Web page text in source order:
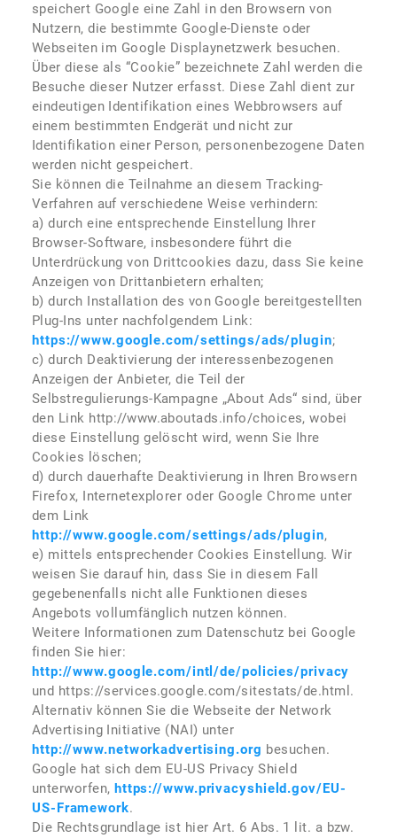
speichert Google eine Zahl in den Browsern von
Nutzern, die bestimmte Google-Dienste oder
Webseiten im Google Displaynetzwerk besuchen.
Über diese als “Cookie” bezeichnete Zahl werden die
Besuche dieser Nutzer erfasst. Diese Zahl dient zur
eindeutigen Identifikation eines Webbrowsers auf
einem bestimmten Endgerät und nicht zur
Identifikation einer Person, personenbezogene Daten
werden nicht gespeichert.
Sie können die Teilnahme an diesem Tracking-
Verfahren auf verschiedene Weise verhindern:
a) durch eine entsprechende Einstellung Ihrer
Browser-Software, insbesondere führt die
Unterdrückung von Drittcookies dazu, dass Sie keine
Anzeigen von Drittanbietern erhalten;
b) durch Installation des von Google bereitgestellten
Plug-Ins unter nachfolgendem Link:
https://www.google.com/settings/ads/plugin;
c) durch Deaktivierung der interessenbezogenen
Anzeigen der Anbieter, die Teil der
Selbstregulierungs-Kampagne „About Ads“ sind, über
den Link http://www.aboutads.info/choices, wobei
diese Einstellung gelöscht wird, wenn Sie Ihre
Cookies löschen;
d) durch dauerhafte Deaktivierung in Ihren Browsern
Firefox, Internetexplorer oder Google Chrome unter
dem Link
http://www.google.com/settings/ads/plugin,
e) mittels entsprechender Cookies Einstellung. Wir
weisen Sie darauf hin, dass Sie in diesem Fall
gegebenenfalls nicht alle Funktionen dieses
Angebots vollumfänglich nutzen können.
Weitere Informationen zum Datenschutz bei Google
finden Sie hier:
http://www.google.com/intl/de/policies/privacy
und https://services.google.com/sitestats/de.html.
Alternativ können Sie die Webseite der Network
Advertising Initiative (NAI) unter
http://www.networkadvertising.org besuchen.
Google hat sich dem EU-US Privacy Shield
unterworfen, https://www.privacyshield.gov/EU-
US-Framework.
Die Rechtsgrundlage ist hier Art. 6 Abs. 1 lit. a bzw.